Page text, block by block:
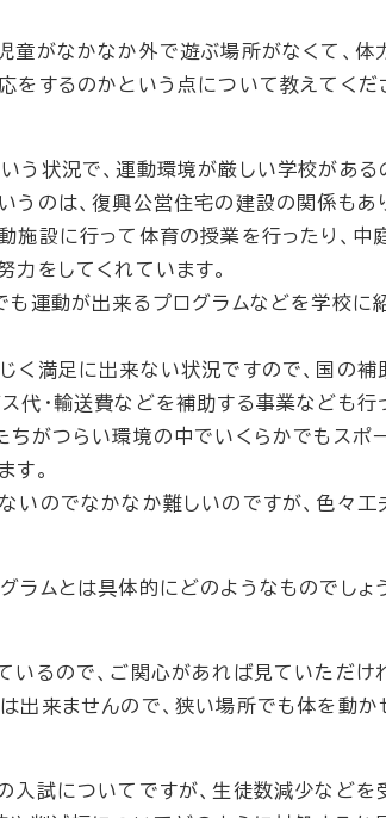
童がなかなか外で遊ぶ場所がなくて、
をするのかという点について教えてくだ
う状況で、運動環境が厳しい学校がある
うのは、復興公営住宅の建設の関係もあ
施設に行って体育の授業を行ったり、
力をしてくれています。
も運動が出来るプログラムなどを学校に
く満足に出来ない状況ですので、国の
代・輸送費などを補助する事業なども行
ちがつらい環境の中でいくらかでもス
す。
いのでなかなか難しいのですが、色々工
ラムとは具体的にどのようなものでしょ
いるので、ご関心があれば見ていただけ
出来ませんので、狭い場所でも体を動か
試についてですが、生徒数減少などを